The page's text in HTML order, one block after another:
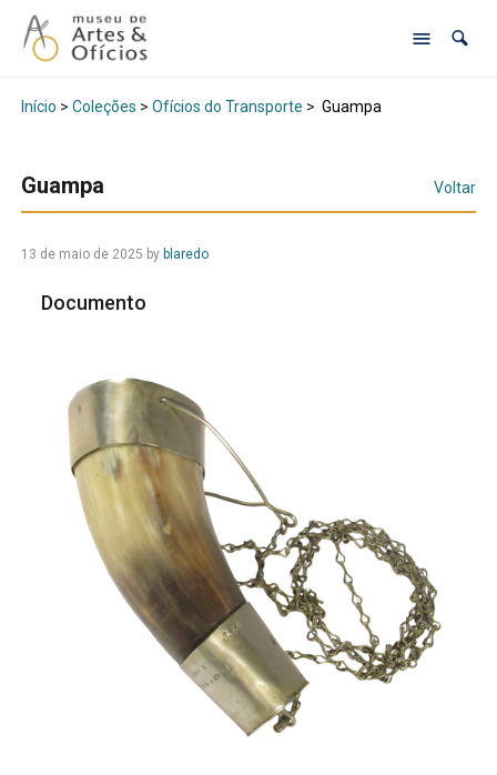
Início > Coleções > Ofícios do Transporte > Guampa
Guampa Voltar
13 de maio de 2025 by blaredo
Documento